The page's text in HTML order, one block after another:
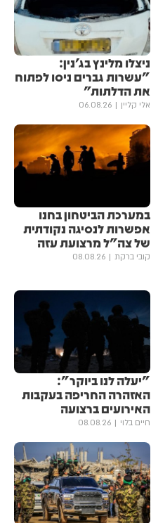
ניצלו מלינץ בג'נין:
"עשרות גברים ניסו לפתוח
את הדלתות"
אלי קליין 06.08.26
במערכת הביטחון בחנו
אפשרות לנסיגה נקודתית
של צה"ל מרצועת עזה
קובי ברקת 08.08.26
"יעלה לנו ביוקר":
האזהרה החריפה בעקבות
האירועים ברצועה
חיים בלוי 08.08.26